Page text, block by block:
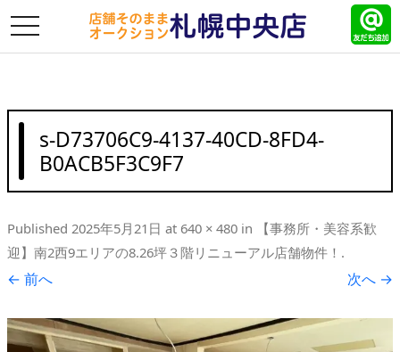
toggle
s-D73706C9-4137-40CD-8FD4-
B0ACB5F3C9F7
Published 2025年5月21日 at 640 × 480 in
【事務所・美容系歓
迎】南2西9エリアの8.26坪３階リニューアル店舗物件！ .
← 前へ 次へ →